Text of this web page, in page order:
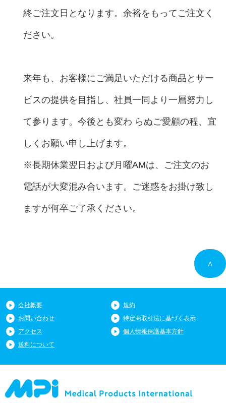
終ご注文日となります。余裕をもってご注文く
ださい。
来年も、お客様にご満足いただける商品とサー
ビスの提供を目指し、社員一同より一層努力し
て参ります。今後とも変わ らぬご愛顧の程、宜
しくお願い申し上げます。
※長期休業翌日および月曜AMは、ご注文のお
電話が大変混み合います。ご迷惑をお掛け致し
ますが何卒ご了承ください。
∧
会社概要
規約
お問い合わせ
特定商取引法に基づく表示
アクセス
個人情報保護基本方針
送料について